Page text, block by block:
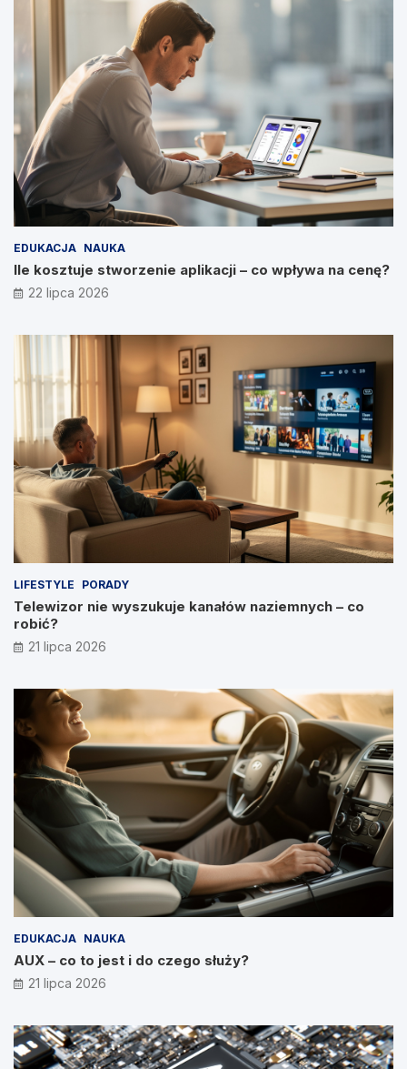
EDUKACJA NAUKA
Ile kosztuje stworzenie aplikacji – co wpływa na cenę?
22 lipca 2026
LIFESTYLE PORADY
Telewizor nie wyszukuje kanałów naziemnych – co
robić?
21 lipca 2026
EDUKACJA NAUKA
AUX – co to jest i do czego służy?
21 lipca 2026